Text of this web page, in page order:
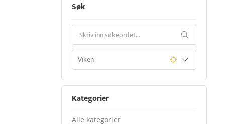
Søk
Kategorier
Alle kategorier